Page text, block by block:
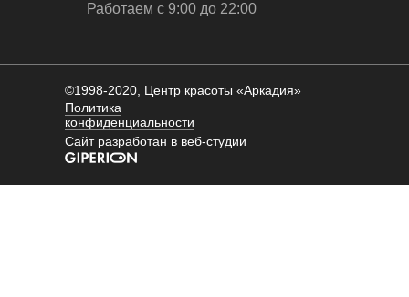
©1998-2020, Центр красоты «Аркадия»
Работаем с 9:00 до 22:00
Сайт разработан в веб-студии
Политика
конфиденциальности